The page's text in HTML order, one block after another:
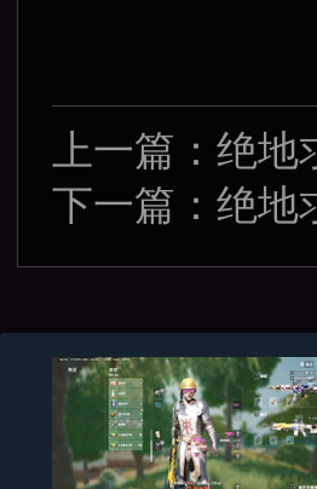
上一篇： 绝地
下一篇： 绝地